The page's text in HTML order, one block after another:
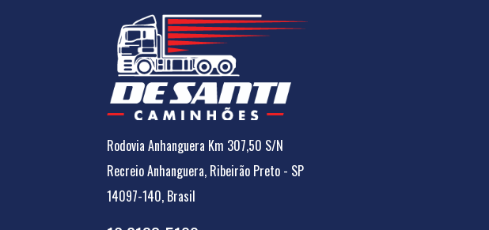
Rodovia Anhanguera Km 307,50 S/N
Recreio Anhanguera, Ribeirão Preto - SP
14097-140, Brasil